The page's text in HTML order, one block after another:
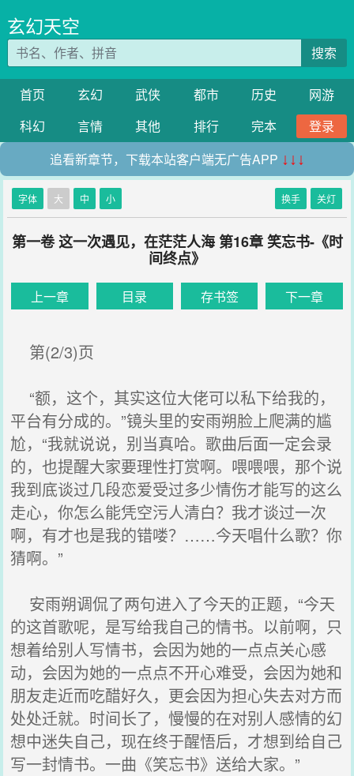
玄幻天空
搜索
首页 玄幻 武侠 都市 历史
网游
科幻
言情 其他 排行 完本
登录
追看新章节，下载本站客户端无广告APP ↓↓↓
字体 大 中 小 换手 关灯
第一卷 这一次遇见，在茫茫人海 第16章 笑忘书-《时
间终点》
上一章 目录 存书签 下一章
第(2/3)页
“额，这个，其实这位大佬可以私下给我的，
平台有分成的。”镜头里的安雨朔脸上爬满的尴
尬，“我就说说，别当真哈。歌曲后面一定会录
的，也提醒大家要理性打赏啊。喂喂喂，那个说
我到底谈过几段恋爱受过多少情伤才能写的这么
走心，你怎么能凭空污人清白？我才谈过一次
啊，有才也是我的错喽？……今天唱什么歌？你
猜啊。”
安雨朔调侃了两句进入了今天的正题，“今天
的这首歌呢，是写给我自己的情书。以前啊，只
想着给别人写情书，会因为她的一点点关心感
动，会因为她的一点点不开心难受，会因为她和
朋友走近而吃醋好久，更会因为担心失去对方而
处处迁就。时间长了，慢慢的在对别人感情的幻
想中迷失自己，现在终于醒悟后，才想到给自己
写一封情书。一曲《笑忘书》送给大家。”